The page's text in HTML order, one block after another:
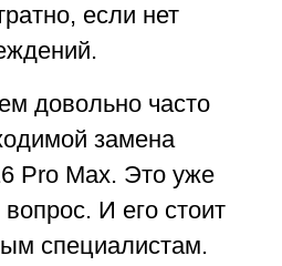
если нет
довольно часто
замена
Pro Max. Это уже
И его стоит
специалистам.